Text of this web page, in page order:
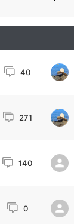
40
271
140
0